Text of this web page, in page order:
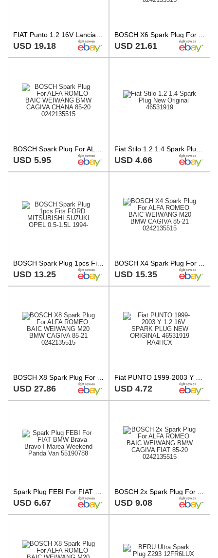
USD 19.18 USD 21.61
USD 5.95 USD 4.66
BOSCH Spark Plug 1pcs Fits FORD MITSUBISHI SUZUKI OPEL 0.5-1.5L 1994-
USD 13.25 USD 15.35
USD 27.86 USD 4.72
USD 6.67 USD 9.08